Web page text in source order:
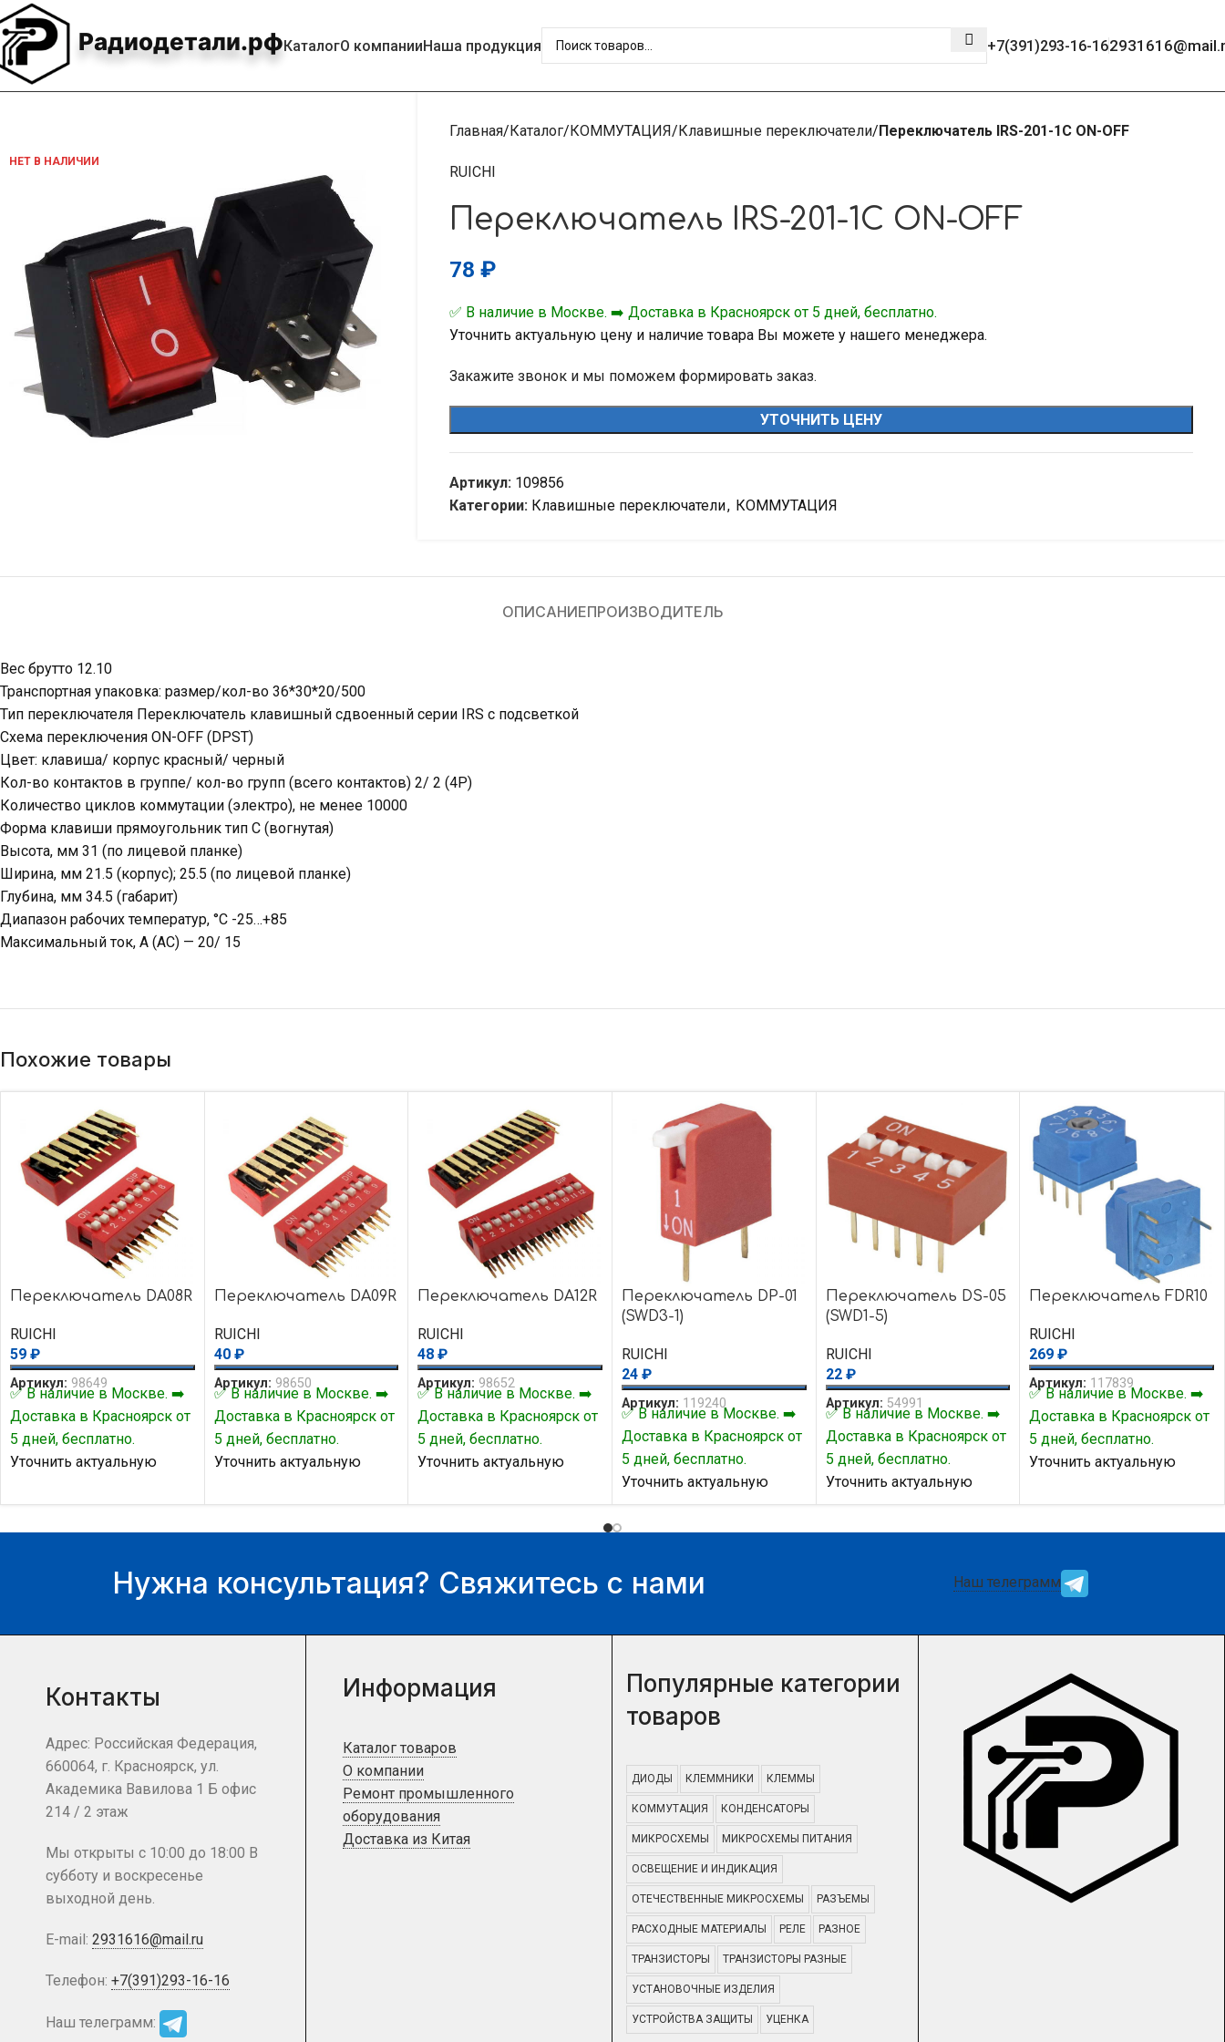
Радиодетали.рфКаталогО компанииНаша продукция +7(391)293-16-16
НЕТ В НАЛИЧИИ
Главная Каталог КОММУТАЦИЯ Клавишные переключатели Переключатель IRS-201-1C ON-OFF
RUICHI
Переключатель IRS-201-1C ON-OFF
78 ₽
✅ В наличие в Москве. ➡️ Доставка в Красноярск от 5 дней, бесплатно.
Уточнить актуальную цену и наличие товара Вы можете у нашего менеджера.
Закажите звонок и мы поможем формировать заказ.
УТОЧНИТЬ ЦЕНУ
Артикул: 109856
Категории: Клавишные переключатели, КОММУТАЦИЯ
ОПИСАНИЕПРОИЗВОДИТЕЛЬ
Вес брутто 12.10
Транспортная упаковка: размер/кол-во 36*30*20/500
Тип переключателя Переключатель клавишный сдвоенный серии IRS с подсветкой
Схема переключения ON-OFF (DPST)
Цвет: клавиша/ корпус красный/ черный
Кол-во контактов в группе/ кол-во групп (всего контактов) 2/ 2 (4P)
Количество циклов коммутации (электро), не менее 10000
Форма клавиши прямоугольник тип C (вогнутая)
Высота, мм 31 (по лицевой планке)
Ширина, мм 21.5 (корпус); 25.5 (по лицевой планке)
Глубина, мм 34.5 (габарит)
Диапазон рабочих температур, °C -25…+85
Максимальный ток, А (АС) — 20/ 15
Похожие товары
Переключатель DA08R
RUICHI
59 ₽
Артикул: 98649
✅ В наличие в Москве. ➡️
Доставка в Красноярск от
5 дней, бесплатно.
Уточнить актуальную
можете у нашего
менеджера.
Переключатель DA09R
RUICHI
40 ₽
Артикул: 98650
✅ В наличие в Москве. ➡️
Доставка в Красноярск от
5 дней, бесплатно.
Уточнить актуальную
можете у нашего
менеджера.
Переключатель DA12R
RUICHI
48₽
Артикул: 98652
✅ В наличие в Москве. ➡️
Доставка в Красноярск от
5 дней, бесплатно.
Уточнить актуальную
можете у нашего
менеджера.
Переключатель DP-01
(SWD3-1)
RUICHI
24 ₽
Артикул: 119240
✅ В наличие в Москве. ➡️
Доставка в Красноярск от
5 дней, бесплатно.
Уточнить актуальную
цену и наличие товара Вы
можете у нашего
Переключатель DS-05
(SWD1-5)
RUICHI
22 ₽
Артикул: 54991
✅ В наличие в Москве. ➡️
Доставка в Красноярск от
5 дней, бесплатно.
Уточнить актуальную
цену и наличие товара Вы
Переключатель FDR10
RUICHI
269₽
Артикул: 117839
✅ В наличие в Москве. ➡️
Доставка в Красноярск от
5 дней, бесплатно.
Уточнить актуальную
можете у нашего
менеджера.
Нужна консультация? Свяжитесь с нами Наш телеграмм
Контакты
Адрес: Российская Федерация,
660064, г. Красноярск, ул.
Академика Вавилова 1 Б офис
214 / 2 этаж
Мы открыты с 10:00 до 18:00 В
субботу и воскресенье
выходной день.
E-mail: 2931616@mail.ru
Телефон: +7(391)293-16-16
Наш телеграмм:
Информация
Каталог товаров
О компании
Ремонт промышленного
оборудования
Доставка из Китая
Популярные категории
товаров
ДИОДЫ КЛЕММНИКИ КЛЕММЫ
КОММУТАЦИЯ КОНДЕНСАТОРЫ
МИКРОСХЕМЫ МИКРОСХЕМЫ ПИТАНИЯ
ОСВЕЩЕНИЕ И ИНДИКАЦИЯ
ОТЕЧЕСТВЕННЫЕ МИКРОСХЕМЫ РАЗЪЕМЫ
РАСХОДНЫЕ МАТЕРИАЛЫ РЕЛЕ РАЗНОЕ
ТРАНЗИСТОРЫ ТРАНЗИСТОРЫ РАЗНЫЕ
УСТАНОВОЧНЫЕ ИЗДЕЛИЯ
УСТРОЙСТВА ЗАЩИТЫ УЦЕНКА